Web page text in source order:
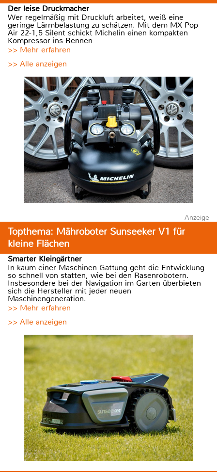
Der leise Druckmacher
Wer regelmäßig mit Druckluft arbeitet, weiß eine
geringe Lärmbelastung zu schätzen. Mit dem MX Pop
Air 22-1,5 Silent schickt Michelin einen kompakten
Kompressor ins Rennen
>> Mehr erfahren
>> Alle anzeigen
Anzeige
Topthema: Mähroboter Sunseeker V1 für
kleine Flächen
Smarter Kleingärtner
In kaum einer Maschinen-Gattung geht die Entwicklung
so schnell von statten, wie bei den Rasenrobotern.
Insbesondere bei der Navigation im Garten überbieten
sich die Hersteller mit jeder neuen
Maschinengeneration.
>> Mehr erfahren
>> Alle anzeigen